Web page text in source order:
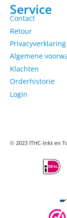
Service
Contact
Retour
Privacyverklaring
Algemene
Klachten
Orderhistorie
Login
© 2023 ITHC-Inkt en